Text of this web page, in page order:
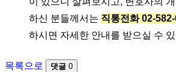
하신 분들께서는 직통전화 02-
하시면 자세한 안내를 받으실 수
목록으로 댓글 0